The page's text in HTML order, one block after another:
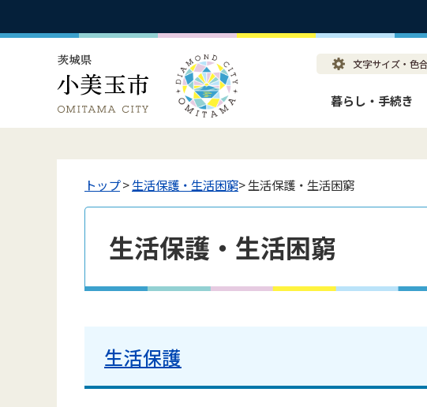
暮らし・手続き
トップ>生活保護・生活困窮> 生活保護・生活困窮
生活保護・生活困窮
生活保護